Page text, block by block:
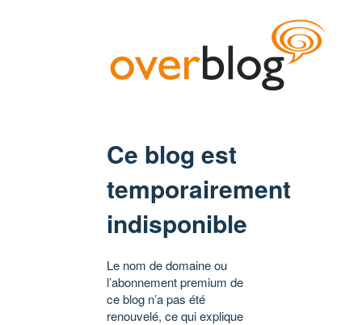
Ce blog est
temporairement
indisponible
Le nom de domaine ou
l’abonnement premium de
ce blog n’a pas été
renouvelé, ce qui explique